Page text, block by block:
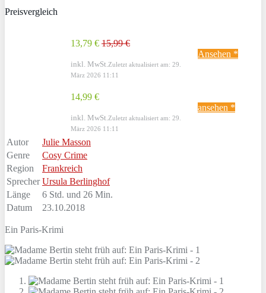
Preisvergleich
13,79 € 15,99 €
inkl. MwSt. Zuletzt aktualisiert am: 29.
März 2026 11:11
Ansehen *
14,99 €
inkl. MwSt. Zuletzt aktualisiert am: 29.
März 2026 11:11
ansehen *
Autor
Julie Masson
Genre
Cosy Crime
Region
Frankreich
Sprecher Ursula Berlinghof
Länge
6 Std. und 26 Min.
Datum
23.10.2018
Ein Paris-Krimi